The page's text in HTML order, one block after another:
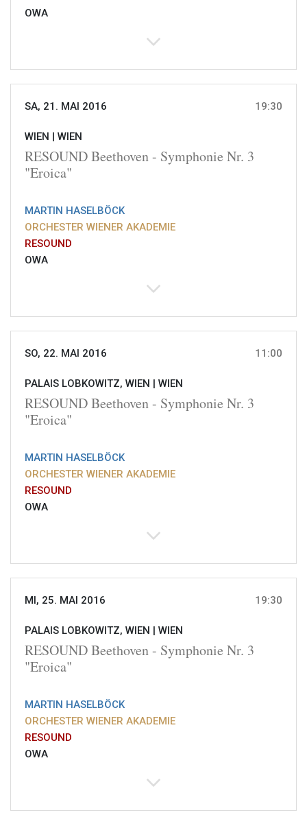
OWA
SA, 21. MAI 2016 19:30
WIEN | WIEN
RESOUND Beethoven - Symphonie Nr. 3
"Eroica"
MARTIN HASELBÖCK
ORCHESTER WIENER AKADEMIE
RESOUND
OWA
SO, 22. MAI 2016 11:00
PALAIS LOBKOWITZ, WIEN | WIEN
RESOUND Beethoven - Symphonie Nr. 3
"Eroica"
MARTIN HASELBÖCK
ORCHESTER WIENER AKADEMIE
RESOUND
OWA
MI, 25. MAI 2016 19:30
PALAIS LOBKOWITZ, WIEN | WIEN
RESOUND Beethoven - Symphonie Nr. 3
"Eroica"
MARTIN HASELBÖCK
ORCHESTER WIENER AKADEMIE
RESOUND
OWA